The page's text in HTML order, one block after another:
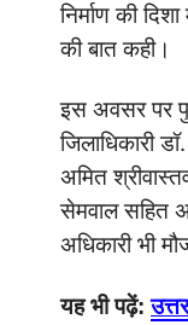
निर्माण की
की बात कही।
इस अवसर पर
जिलाधिकारी
अमित
सेमवाल सहित
अधिकारी भी
यह भी पढ़ें: